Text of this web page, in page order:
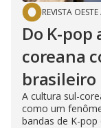
REVISTA OESTE
Do K-
coreana
brasileiro
A cultura sul-
como um
bandas de K-pop